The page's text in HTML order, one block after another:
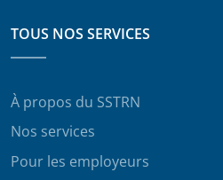
TOUS NOS SERVICES
À propos du SSTRN
Nos services
Pour les employeurs